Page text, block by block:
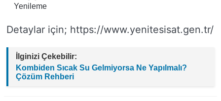
Yenileme
Detaylar için; https://www.yenitesisat.gen.tr/
İlginizi Çekebilir:
Kombiden Sıcak Su Gelmiyorsa Ne Yapılmalı?
Çözüm Rehberi